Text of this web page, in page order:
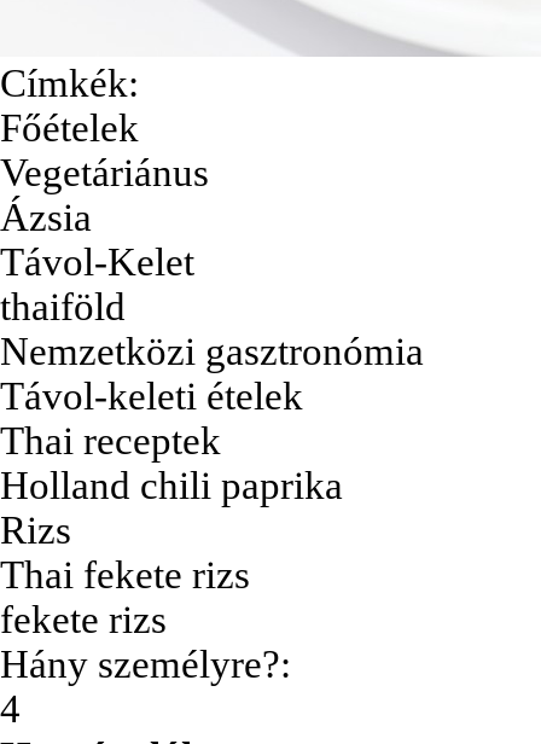
Címkék:
Főételek
Vegetáriánus
Ázsia
Távol-Kelet
thaiföld
Nemzetközi gasztronómia
Távol-keleti ételek
Thai receptek
Holland chili paprika
Rizs
Thai fekete rizs
fekete rizs
Hány személyre?:
4